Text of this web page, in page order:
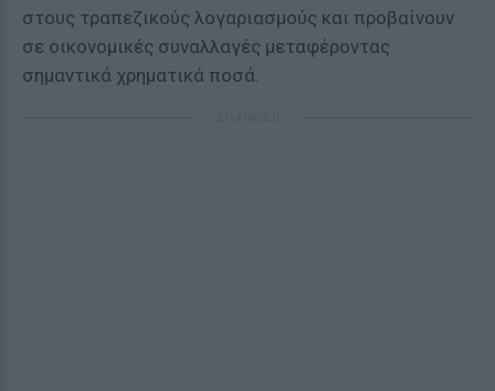
στους τραπεζικούς λογαριασμούς και προβαίνουν
σε οικονομικές συναλλαγές μεταφέροντας
σημαντικά χρηματικά ποσά.